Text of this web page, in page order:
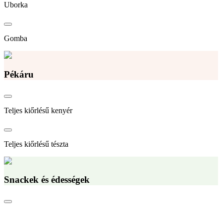
Uborka
Gomba
Pékáru
Teljes kiőrlésű kenyér
Teljes kiőrlésű tészta
Snackek és édességek